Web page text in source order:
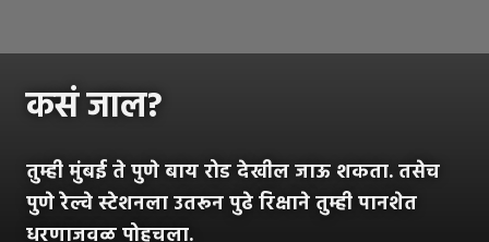
कसं जाल?
तुम्ही मुंबई ते पुणे बाय रोड देखील जाऊ शकता. तसेच
पुणे रेल्वे स्टेशनला उतरून पुढे रिक्षाने तुम्ही पानशेत
धरणाजवळ पोहचला.